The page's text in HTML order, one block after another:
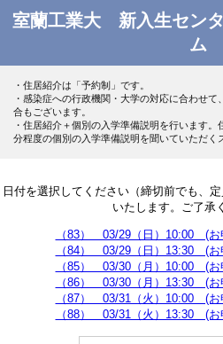
室蘭工業大 新入生セン
ム
・住居紹介は「予約制」です。
・感染症への行政機関・大学の対応に合わせ
合もございます。
・住居紹介＋個別の入学準備説明を行います
分程度の個別の入学準備説明を聞いていただく
日付を選択してください（締切前でも、
いたします。ご了承
（83） 03/29（日）10:00 (お
（84） 03/29（日）13:30 (お
（85） 03/30（月）10:00 (お
（86） 03/30（月）13:30 (お
（87） 03/31（火）10:00 (お
（88） 03/31（火）13:30 (お